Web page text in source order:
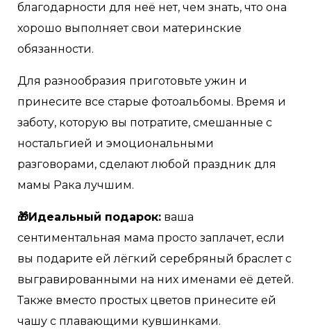
благодарности для неё нет, чем знать, что она
хорошо выполняет свои материнские
обязанности.
Для разнообразия приготовьте ужин и
принесите все старые фотоальбомы. Время и
заботу, которую вы потратите, смешанные с
ностальгией и эмоциональными
разговорами, сделают любой праздник для
мамы Рака лучшим.
🎁Идеальный подарок: ваша
сентиментальная мама просто заплачет, если
вы подарите ей лёгкий серебряный браслет с
выгравированными на них именами её детей.
Также вместо простых цветов принесите ей
чашу с плавающими кувшинками.